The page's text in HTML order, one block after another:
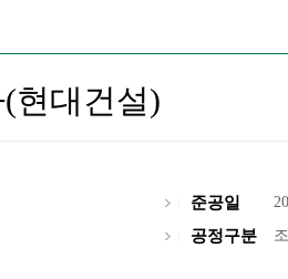
현대건설)
준공일
공정구분